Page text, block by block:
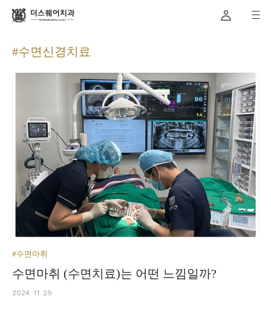
#수면신경치료
#수면마취
수면마취 (수면치료)는 어떤 느낌일까?
2024. 11. 29